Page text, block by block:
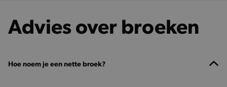
Advies over broeken
Hoe noem je een nette broek?